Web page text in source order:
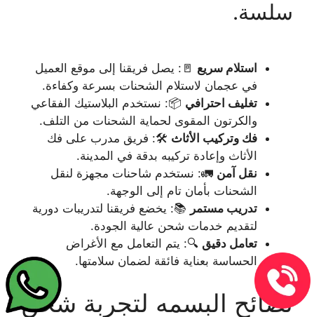
سلسة.
استلام سريع 🚪: يصل فريقنا إلى موقع العميل
في عجمان لاستلام الشحنات بسرعة وكفاءة.
تغليف احترافي 📦: نستخدم البلاستيك الفقاعي
والكرتون المقوى لحماية الشحنات من التلف.
فك وتركيب الأثاث 🛠️: فريق مدرب على فك
الأثاث وإعادة تركيبه بدقة في المدينة.
نقل آمن 🚛: نستخدم شاحنات مجهزة لنقل
الشحنات بأمان تام إلى الوجهة.
تدريب مستمر 📚: يخضع فريقنا لتدريبات دورية
لتقديم خدمات شحن عالية الجودة.
تعامل دقيق 🔍: يتم التعامل مع الأغراض
الحساسة بعناية فائقة لضمان سلامتها.
نصائح البسمه لتجربة شحن